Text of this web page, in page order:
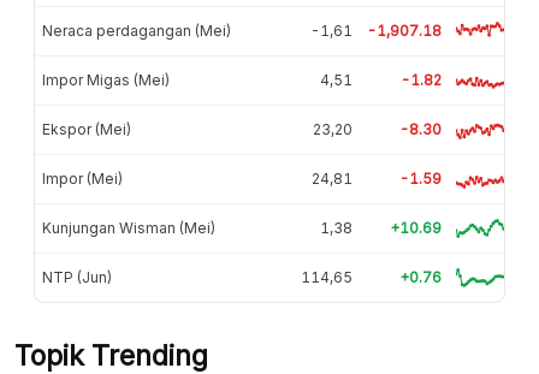
Neraca perdagangan (Mei) -1,61 -1,907.18
Impor Migas (Mei) 4,51 -1.82
Ekspor (Mei) 23,20 -8.30
Impor (Mei) 24,81 -1.59
Kunjungan Wisman (Mei) 1,38 +10.69
NTP (Jun) 114,65 +0.76
Topik Trending